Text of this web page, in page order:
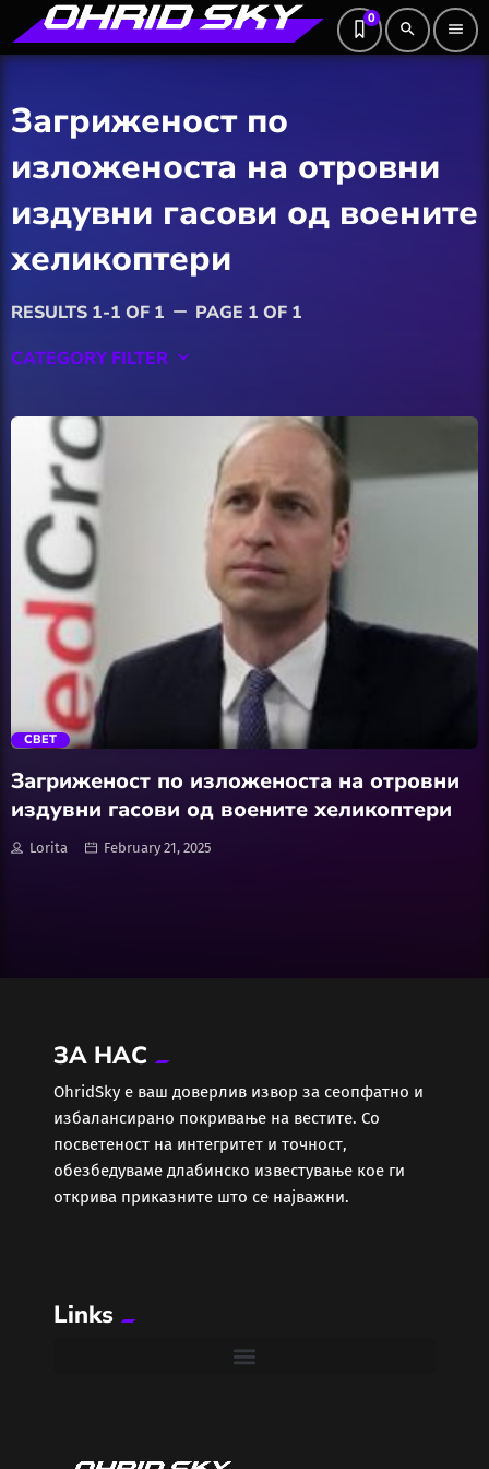
0
search menu
Загриженост по
изложеноста на отровни
издувни гасови од воените
хеликоптери
RESULTS 1-1 OF 1 remove PAGE 1 OF 1
CATEGORY FILTER keyboard_arrow_down
Hobby
Software
Wellness
АвтоКлуб
Балкан
Еротика
Забава
Здравје
Колумни
trending_flat
СВЕТ
Загриженост по изложеноста на отровни
издувни гасови од воените хеликоптери
Lorita February 21, 2025
ЗА НАС
ОhridSky е ваш доверлив извор за сеопфатно и
избалансирано покривање на вестите. Со
посветеност на интегритет и точност,
обезбедуваме длабинско известување кое ги
открива приказните што се најважни.
Links